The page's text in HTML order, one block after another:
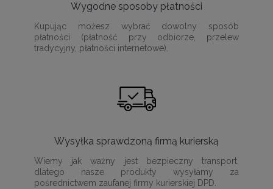
Wygodne sposoby płatności
Kupując możesz wybrać dowolny sposób
płatności (płatność przy odbiorze, przelew
tradycyjny, płatności internetowe).
Wysyłka sprawdzoną firmą kurierską
Wiemy jak ważny jest bezpieczny transport,
dlatego nasze produkty wysyłamy za
pośrednictwem zaufanej firmy kurierskiej DPD.